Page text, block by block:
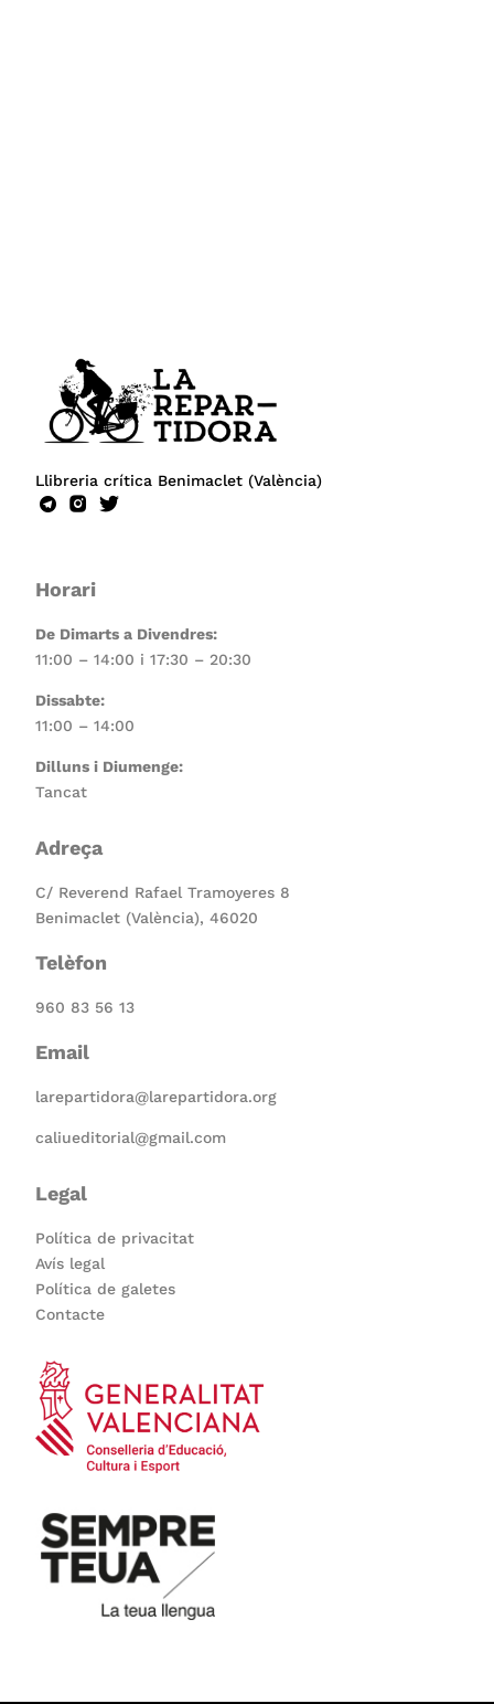
Llibreria crítica Benimaclet (València)
Horari
De Dimarts a Divendres:
11:00 – 14:00 i 17:30 – 20:30
Dissabte:
11:00 – 14:00
Dilluns i Diumenge:
Tancat
Adreça
C/ Reverend Rafael Tramoyeres 8
Benimaclet (València), 46020
Telèfon
960 83 56 13
Email
larepartidora@larepartidora.org
caliueditorial@gmail.com
Legal
Política de privacitat
Avís legal
Política de galetes
Contacte